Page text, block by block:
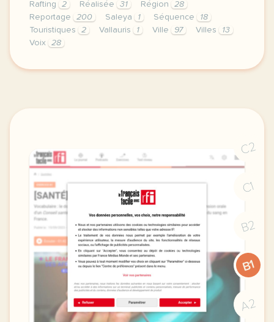
Rafting
2 Réalisée 31 Région
28
Reportage
200 Saleya 1 Séquence
18
Touristiques
2 Vallauris 1 Ville 97 Villes
13
Voix
28
le respect de votre vie privee est une priorite
C2
C1
B2
B1
A2